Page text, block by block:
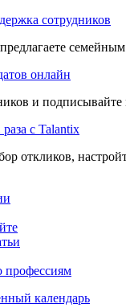
сотрудников
онлайн
и
с Talantix
откликов,
профессиям
календарь